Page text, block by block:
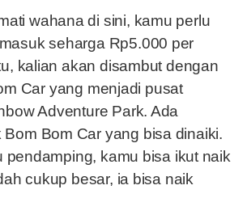
wahana di sini, kamu perlu
seharga Rp5.000 per
kalian akan disambut dengan
Car yang menjadi pusat
Adventure Park. Ada
Bom Car yang bisa dinaiki.
pendamping, kamu bisa ikut naik
cukup besar, ia bisa naik